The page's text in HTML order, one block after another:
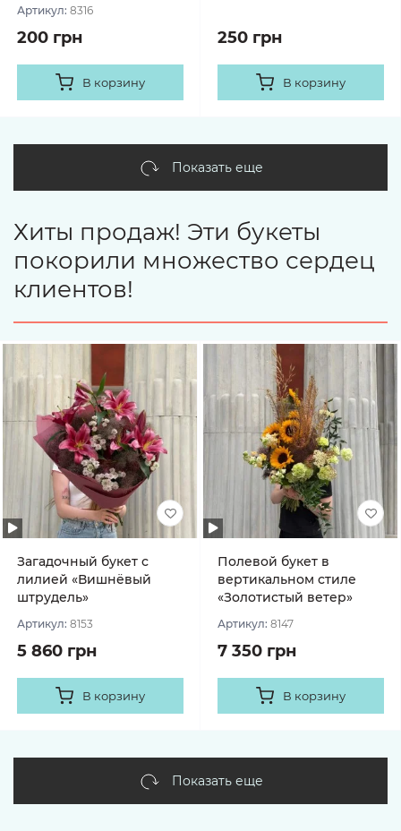
Артикул: 8316
200 грн
В корзину
250 грн
В корзину
Показать еще
Хиты продаж! Эти букеты
покорили множество сердец
клиентов!
Загадочный букет с
лилией «Вишнёвый
штрудель»
Артикул: 8153
5 860 грн
В корзину
Полевой букет в
вертикальном стиле
«Золотистый ветер»
Артикул: 8147
7 350 грн
В корзину
Показать еще